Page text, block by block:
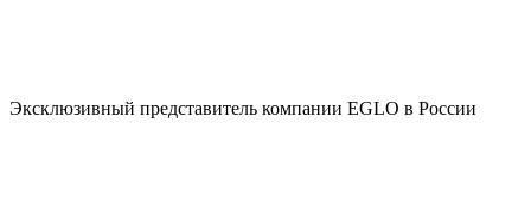
Эксклюзивный представитель компании EGLO в России